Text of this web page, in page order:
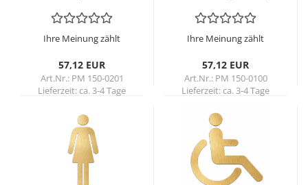
Ihre Meinung zählt
57,12 EUR
Art.Nr.: PM 150-0201
Lieferzeit:ca. 3-4 Tage
Ihre Meinung zählt
57,12 EUR
Art.Nr.: PM 150-0100
Lieferzeit:ca. 3-4 Tage